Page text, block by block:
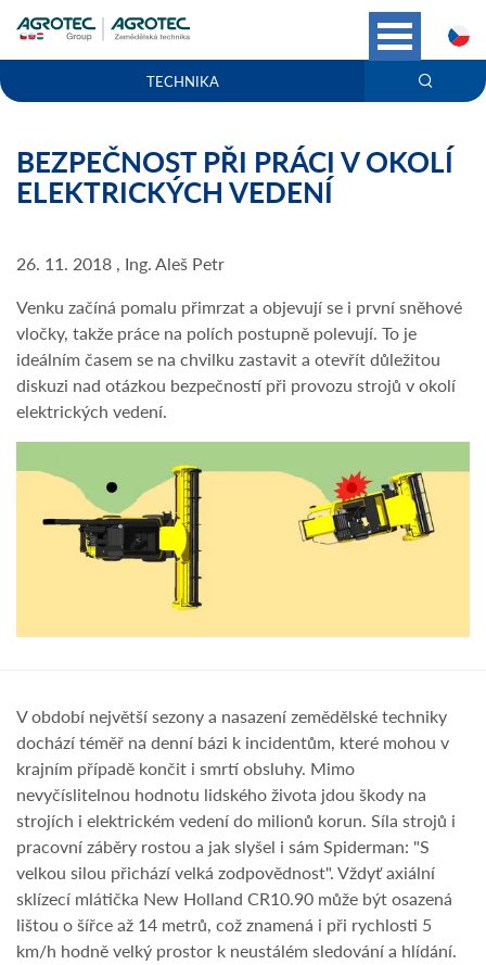
TECHNIKA
BEZPEČNOST PŘI PRÁCI V OKOLÍ
ELEKTRICKÝCH VEDENÍ
26. 11. 2018 , Ing. Aleš Petr
Venku začíná pomalu přimrzat a objevují se i první sněhové
vločky, takže práce na polích postupně polevují. To je
ideálním časem se na chvilku zastavit a otevřít důležitou
diskuzi nad otázkou bezpečností při provozu strojů v okolí
elektrických vedení.
V období největší sezony a nasazení zemědělské techniky
dochází téměř na denní bázi k incidentům, které mohou v
krajním případě končit i smrtí obsluhy. Mimo
nevyčíslitelnou hodnotu lidského života jdou škody na
strojích i elektrickém vedení do milionů korun. Síla strojů i
pracovní záběry rostou a jak slyšel i sám Spiderman: "S
velkou silou přichází velká zodpovědnost". Vždyť axiální
sklízecí mlátička New Holland CR10.90 může být osazená
lištou o šířce až 14 metrů, což znamená i při rychlosti 5
km/h hodně velký prostor k neustálém sledování a hlídání.